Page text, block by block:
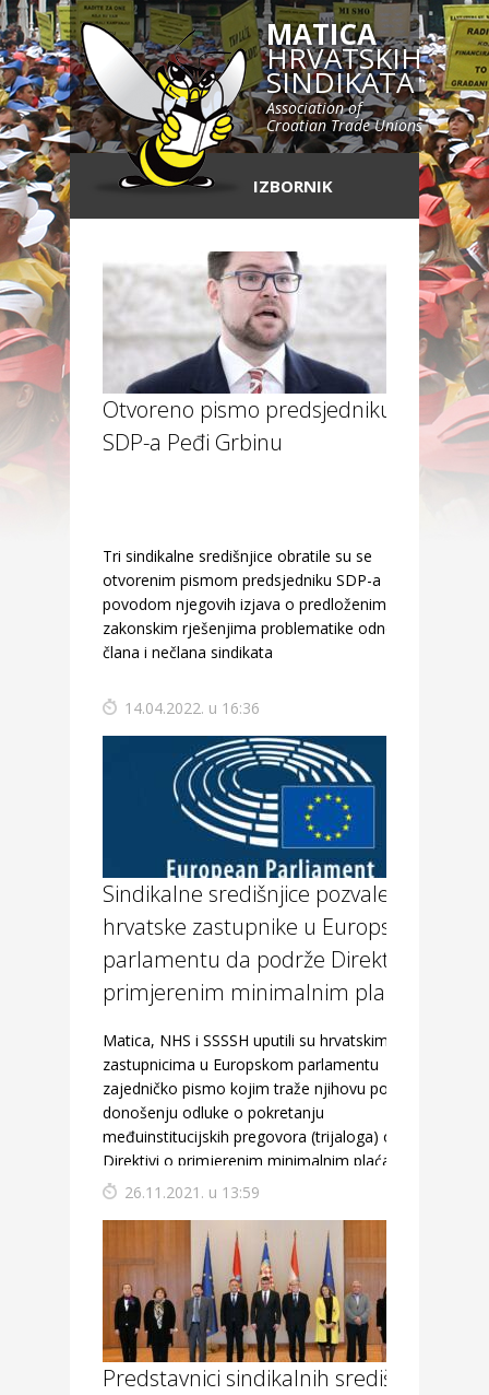
MATICA
HRVATSKIH
SINDIKATA
Association of
Croatian Trade Unions
IZBORNIK
Otvoreno pismo predsjedniku
SDP-a Peđi Grbinu
Tri sindikalne središnjice obratile su se
otvorenim pismom predsjedniku SDP-a
povodom njegovih izjava o predloženim
zakonskim rješenjima problematike odnosa
člana i nečlana sindikata
14.04.2022. u 16:36
Sindikalne središnjice pozvale
hrvatske zastupnike u Europskom
parlamentu da podrže Direktivu o
primjerenim minimalnim plaćama
Matica, NHS i SSSSH uputili su hrvatskim
zastupnicima u Europskom parlamentu
zajedničko pismo kojim traže njihovu potporu
donošenju odluke o pokretanju
međuinstitucijskih pregovora (trijaloga) o
Direktivi o primjerenim minimalnim plaćama.
26.11.2021. u 13:59
Predstavnici sindikalnih središnjica